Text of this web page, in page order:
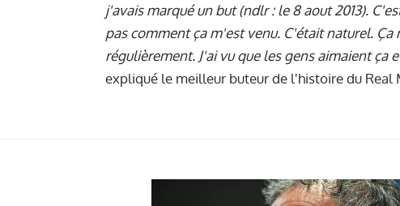
j'avais marqué un but (ndlr : le 8 aout 2013).
pas comment ça m'est venu. C'était naturel.
régulièrement. J'ai vu que les gens aimaient ça
expliqué le meilleur buteur de l'histoire du Real